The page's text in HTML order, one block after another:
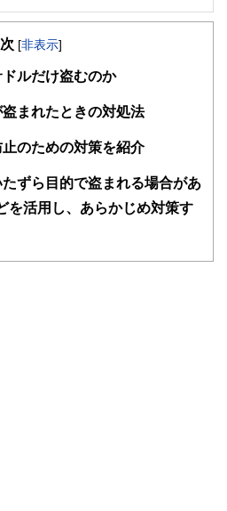
は、金融、経済に関する記事を、日々
解できるようわかりやすく発信していま
や暮らし」に関する書籍・雑誌の編集経
画立案から記事掲載まですべての工程に
建物取引士、相続診断士、住宅ローンア
ランナー、公認会計士、社会保険労務
アナリスト、キャリアコンサルタントな
格者を執筆者・監修者として迎え、むず
している点です。
[非表示]
ルだけ盗むのか
まれたときの対処法
のための対策を紹介
ずら目的で盗まれる場合があ
を活用し、あらかじめ対策す